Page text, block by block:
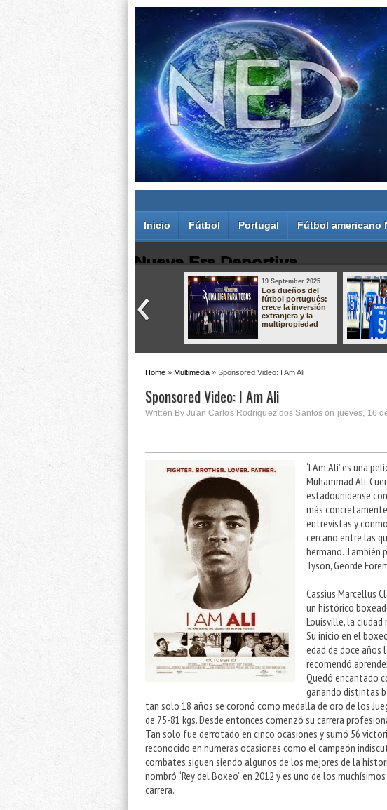
Inicio Fútbol Portugal Fútbol americano
Nueva Era Deportiva
Juan Carlos Rodríguez dos Santos
19 September 2025
Los dueños del
fútbol portugués:
crece la inversión
extranjera y la
multipropiedad
Home » Multimedia » Sponsored Video: I Am Ali
Sponsored Video: I Am Ali
Written By Juan Carlos Rodríguez dos Santos on jueves, 16
‘I Am Ali’ es una
Muhammad Ali.
estadounidense
más
entrevistas y
cercano entre las
hermano. También
Tyson, Georde
Cassius Marcellus
un histórico
Louisville, la ciudad
Su inicio en el
edad de doce años
recomendó
Quedó encantado
ganando distintas
tan solo 18 años se coronó como medalla de oro de los
de 75-81 kgs. Desde entonces comenzó su carrera
Tan solo fue derrotado en cinco ocasiones y sumó 56
reconocido en numeras ocasiones como el campeón
combates siguen siendo algunos de los mejores de la
nombró “Rey del Boxeo” en 2012 y es uno de los
carrera.